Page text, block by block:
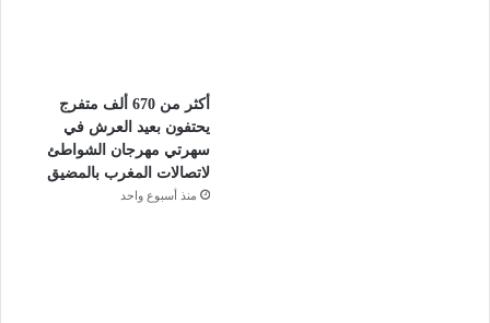
أكثر من 670 ألف متفرج
يحتفون بعيد العرش في
سهرتي مهرجان الشواطئ
لاتصالات المغرب بالمضيق
منذ أسبوع واحد